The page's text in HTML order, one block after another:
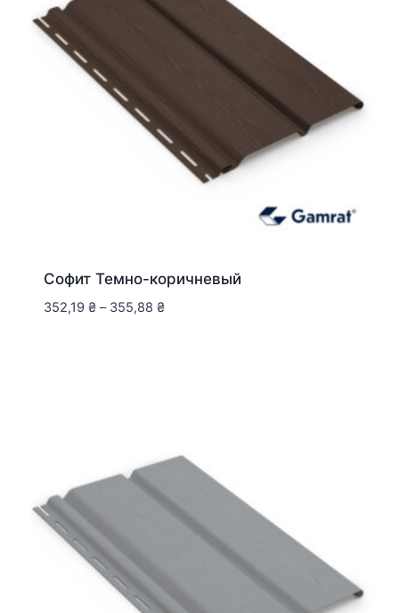
Софит Темно-коричневый
352,19 ₴ – 355,88 ₴